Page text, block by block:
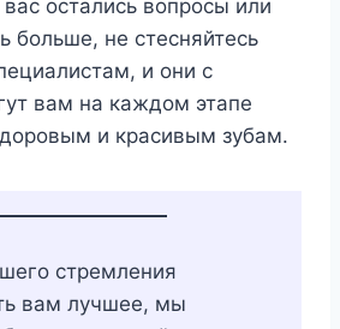
остались вопросы или
больше, не стесняйтесь
и они с
вам на каждом этапе
и красивым зубам.
стремления
вам лучшее, мы